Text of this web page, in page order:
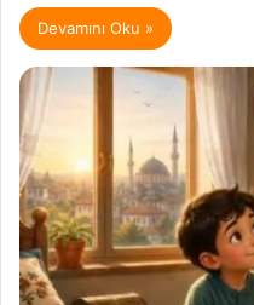
Devamını Oku »